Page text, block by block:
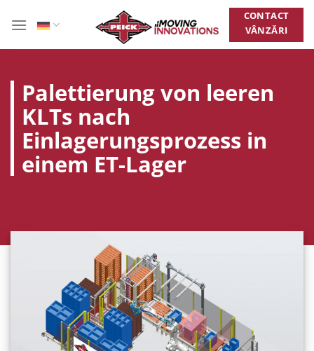
Inhalt
CONTACT
VÂNZĂRI
Palettierung von leeren
KLTs nach
Einlagerungsprozess in
einem ET-Lager